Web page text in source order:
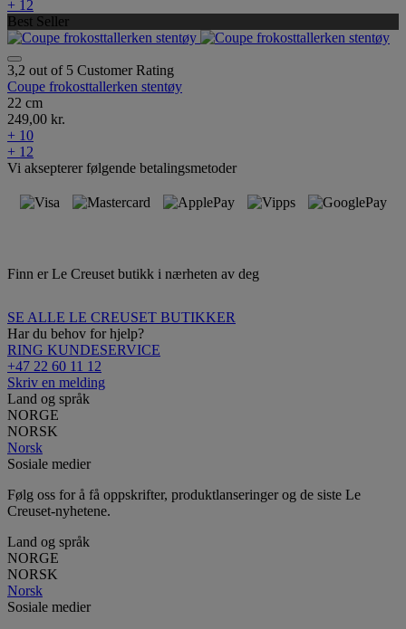
+ 12
Best Seller
3,2 out of 5 Customer Rating
Coupe frokosttallerken stentøy
22 cm
249,00 kr.
+ 10
+ 12
Vi aksepterer følgende betalingsmetoder
Finn er Le Creuset butikk i nærheten av deg
SE ALLE LE CREUSET BUTIKKER
Har du behov for hjelp?
RING KUNDESERVICE
+47 22 60 11 12
Skriv en melding
Land og språk
NORGE
NORSK
Norsk
Sosiale medier
Følg oss for å få oppskrifter, produktlanseringer og de siste Le
Creuset-nyhetene.
Land og språk
NORGE
NORSK
Norsk
Sosiale medier